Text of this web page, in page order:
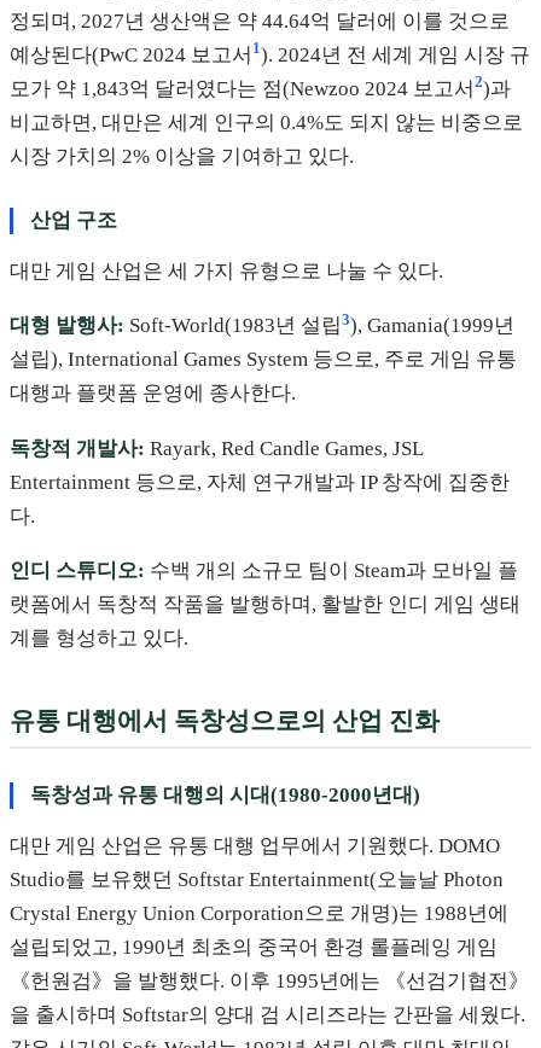
정되며, 2027년 생산액은 약 44.64억 달러에 이를 것으로
예상된다(PwC 2024 보고서 1). 2024년 전 세계 게임 시장 규
모가 약 1,843억 달러였다는 점(Newzoo 2024 보고서 2)과
비교하면, 대만은 세계 인구의 0.4%도 되지 않는 비중으로
시장 가치의 2% 이상을 기여하고 있다.
산업 구조
대만 게임 산업은 세 가지 유형으로 나눌 수 있다.
대형 발행사: Soft-World(1983년 설립3), Gamania(1999년
설립), International Games System 등으로, 주로 게임 유통
대행과 플랫폼 운영에 종사한다.
독창적 개발사: Rayark, Red Candle Games, JSL
Entertainment 등으로, 자체 연구개발과 IP 창작에 집중한
다.
인디 스튜디오: 수백 개의 소규모 팀이 Steam과 모바일 플
랫폼에서 독창적 작품을 발행하며, 활발한 인디 게임 생태
계를 형성하고 있다.
유통 대행에서 독창성으로의 산업 진화
독창성과 유통 대행의 시대(1980-2000년대)
대만 게임 산업은 유통 대행 업무에서 기원했다. DOMO
Studio를 보유했던 Softstar Entertainment(오늘날 Photon
Crystal Energy Union Corporation으로 개명)는 1988년에
설립되었고, 1990년 최초의 중국어 환경 롤플레잉 게임
《헌원검》을 발행했다. 이후 1995년에는 《선검기협전》
을 출시하며 Softstar의 양대 검 시리즈라는 간판을 세웠다.